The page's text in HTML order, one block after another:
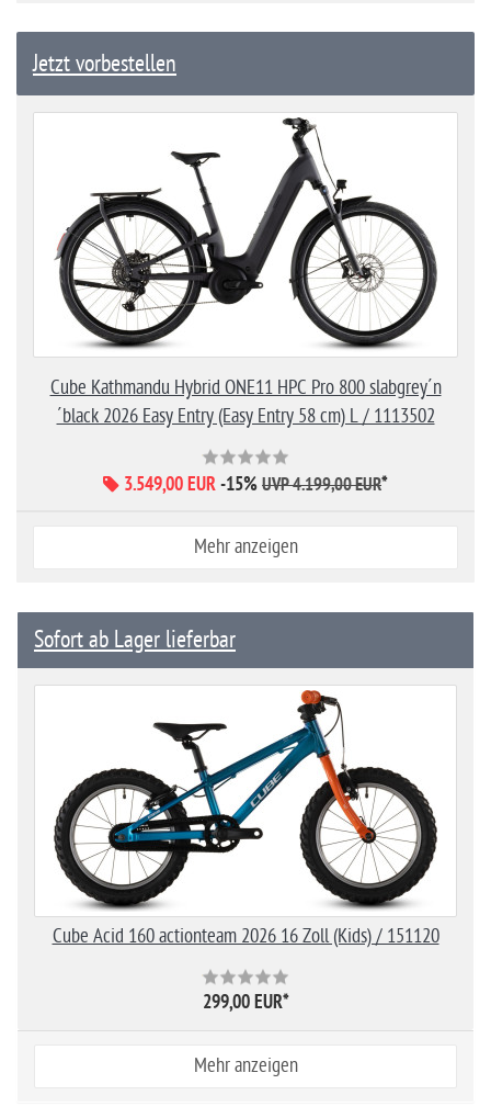
Jetzt vorbestellen
Cube Kathmandu Hybrid ONE11 HPC Pro 800 slabgrey´n
´black 2026 Easy Entry (Easy Entry 58 cm) L / 1113502
3.549,00 EUR-15% UVP 4.199,00 EUR*
Mehr anzeigen
Sofort ab Lager lieferbar
Cube Acid 160 actionteam 2026 16 Zoll (Kids) / 151120
299,00 EUR*
Mehr anzeigen